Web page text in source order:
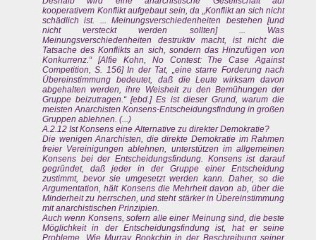
kooperativem Konflikt aufgebaut sein, da „Konflikt an sich nicht
schädlich ist. ... Meinungsverschiedenheiten bestehen [und
nicht versteckt werden sollten] ... Was
Meinungsverschiedenheiten destruktiv macht, ist nicht die
Tatsache des Konflikts an sich, sondern das Hinzufügen von
Konkurrenz.“ [Alfie Kohn, No Contest: The Case Against
Competition, S. 156] In der Tat, „eine starre Forderung nach
Übereinstimmung bedeutet, daß die Leute wirksam davon
abgehalten werden, ihre Weisheit zu den Bemühungen der
Gruppe beizutragen.“ [ebd.] Es ist dieser Grund, warum die
meisten Anarchisten Konsens-Entscheidungsfindung in großen
Gruppen ablehnen. (...)
A.2.12 Ist Konsens eine Alternative zu direkter Demokratie?
Die wenigen Anarchisten, die direkte Demokratie im Rahmen
freier Vereinigungen ablehnen, unterstützen im allgemeinen
Konsens bei der Entscheidungsfindung. Konsens ist darauf
gegründet, daß jeder in der Gruppe einer Entscheidung
zustimmt, bevor sie umgesetzt werden kann. Daher, so die
Argumentation, hält Konsens die Mehrheit davon ab, über die
Minderheit zu herrschen, und steht stärker in Übereinstimmung
mit anarchistischen Prinzipien.
Auch wenn Konsens, sofern alle einer Meinung sind, die beste
Möglichkeit in der Entscheidungsfindung ist, hat er seine